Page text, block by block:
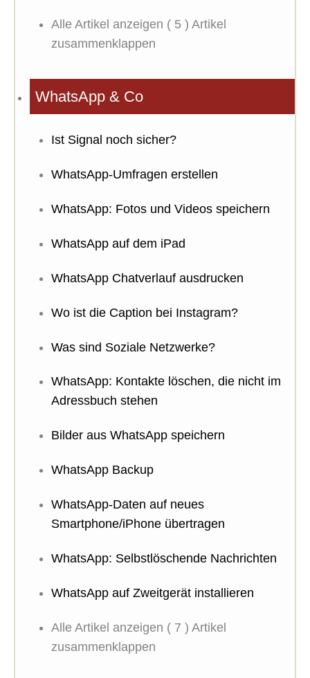
Alle Artikel anzeigen ( 5 ) Artikel
zusammenklappen
WhatsApp & Co
Ist Signal noch sicher?
WhatsApp-Umfragen erstellen
WhatsApp: Fotos und Videos speichern
WhatsApp auf dem iPad
WhatsApp Chatverlauf ausdrucken
Wo ist die Caption bei Instagram?
Was sind Soziale Netzwerke?
WhatsApp: Kontakte löschen, die nicht im
Adressbuch stehen
Bilder aus WhatsApp speichern
WhatsApp Backup
WhatsApp-Daten auf neues
Smartphone/iPhone übertragen
WhatsApp: Selbstlöschende Nachrichten
WhatsApp auf Zweitgerät installieren
Alle Artikel anzeigen ( 7 ) Artikel
zusammenklappen